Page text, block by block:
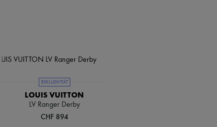
EXKLUSIVITÄT
LOUIS VUITTON
LV Ranger Derby
CHF 894